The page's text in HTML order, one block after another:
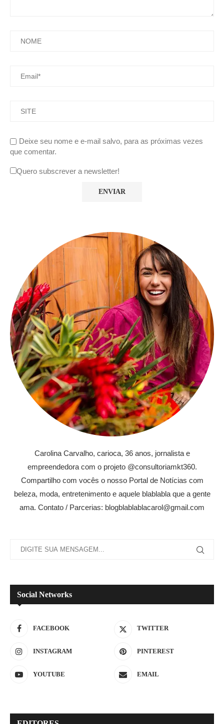
Deixe seu nome e e-mail salvo, para as próximas vezes
que comentar.
Quero subscrever a newsletter!
Carolina Carvalho, carioca, 36 anos, jornalista e
empreendedora com o projeto @consultoriamkt360.
Compartilho com vocês o nosso Portal de Notícias com
beleza, moda, entretenimento e aquele blablabla que a gente
ama. Contato / Parcerias: blogblablablacarol@gmail.com
Social Networks
FACEBOOK TWITTER
INSTAGRAM PINTEREST
YOUTUBE EMAIL